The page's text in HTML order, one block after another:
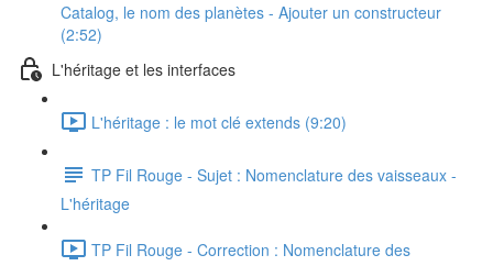
Catalog, le nom des planètes - Ajouter un constructeur
(2:52)
L'héritage et les interfaces
L'héritage : le mot clé extends (9:20)
TP Fil Rouge - Sujet : Nomenclature des vaisseaux -
L'héritage
TP Fil Rouge - Correction : Nomenclature des